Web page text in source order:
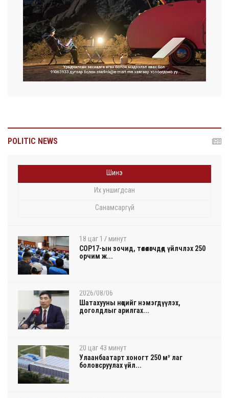
POLITIC NEWS
Шинэ
Их уншигдсан
Санамсаргүй
18 цаг 17 минут
COP17-ын зочид, төлөөлөгчдөд үйлчлэх 250
орчим ж...
2026/08/06
Шатахууны нөөцийг нэмэгдүүлэх,
доголдлыг арилгах...
20 цаг 43 минут
Улаанбаатарт хоногт 250 м³ лаг
боловсруулах үйл...